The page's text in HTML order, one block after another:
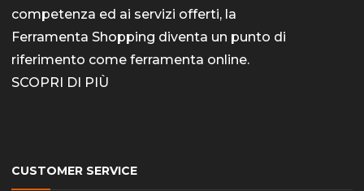
competenza ed ai servizi offerti, la
Ferramenta Shopping diventa un punto di
riferimento come ferramenta online.
SCOPRI DI PIÙ
CUSTOMER SERVICE